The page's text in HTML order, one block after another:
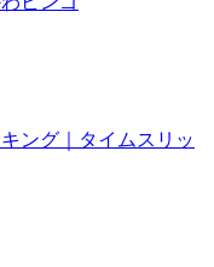
ング｜タイムスリッ